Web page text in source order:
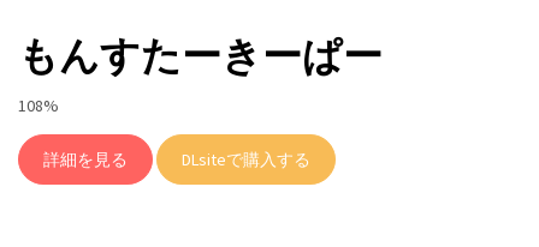
もんすたーきーぱー
108%
詳細を見る DLsiteで購入する